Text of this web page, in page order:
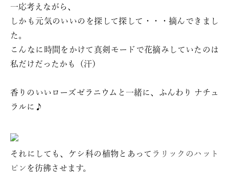
一応考えながら、
しかも元気のいいのを探して探して・・・摘んできまし
た。
こんなに時間をかけて真剣モードで花摘みしていたのは
私だけだったかも（汗）
香りのいいローズゼラニウムと一緒に、ふんわり ナチュ
ラルに♪
それにしても、ケシ科の植物とあって ラリックのハット
ピン を彷彿させます。